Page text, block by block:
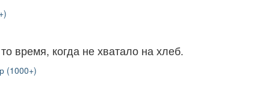
время, когда не хватало на хлеб.
(1000+)